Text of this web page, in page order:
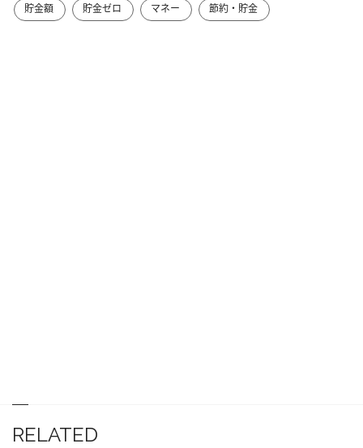
貯金額
貯金ゼロ マネー 節約・貯金
RELATED